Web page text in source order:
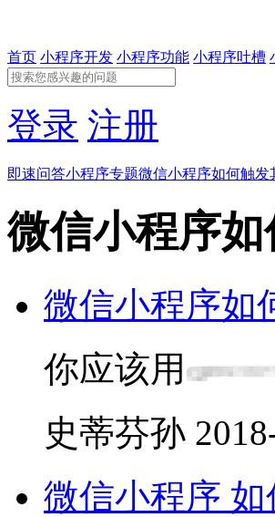
首页 小程序开发 小程序功能 小程序吐槽
登录 注册
即速问答小程序专题微信小程序如何触发
微信小程序
微信小程序如
你应该用
史蒂芬孙
微信小程序 如